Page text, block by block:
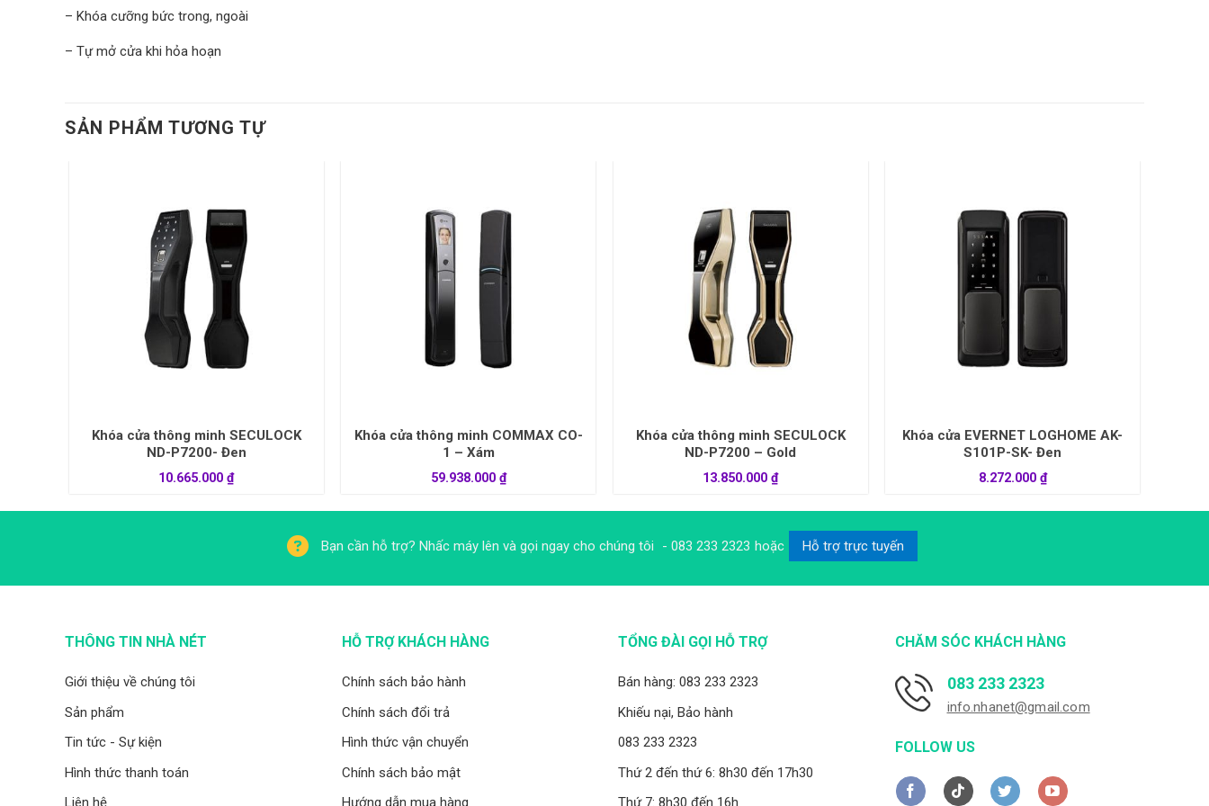
– Khóa cưỡng bức trong, ngoài
– Tự mở cửa khi hỏa hoạn
SẢN PHẨM TƯƠNG TỰ
Khóa cửa thông minh SECULOCK
ND-P7200- Đen
10.665.000₫
Khóa cửa thông minh COMMAX CO-
1 – Xám
59.938.000 ₫
Khóa cửa thông minh SECULOCK
ND-P7200 – Gold
13.850.000₫
Khóa cửa EVERNET LOGHOME AK-
S101P-SK- Đen
8.272.000 ₫
Bạn cần hỗ trợ? Nhấc máy lên và gọi ngay cho chúng tôi - 083 233 2323 hoặc Hỗ trợ trực tuyến
THÔNG TIN NHÀ NÉT
Giới thiệu về chúng tôi
Sản phẩm
Tin tức - Sự kiện
Hình thức thanh toán
HỖ TRỢ KHÁCH HÀNG
Chính sách bảo hành
Chính sách đổi trả
Hình thức vận chuyển
Chính sách bảo mật
TỔNG ĐÀI GỌI HỖ TRỢ
Bán hàng: 083 233 2323
Khiếu nại, Bảo hành
083 233 2323
Thứ 2 đến thứ 6: 8h30 đến 17h30
CHĂM SÓC KHÁCH HÀNG
083 233 2323
info.nhanet@gmail.com
FOLLOW US